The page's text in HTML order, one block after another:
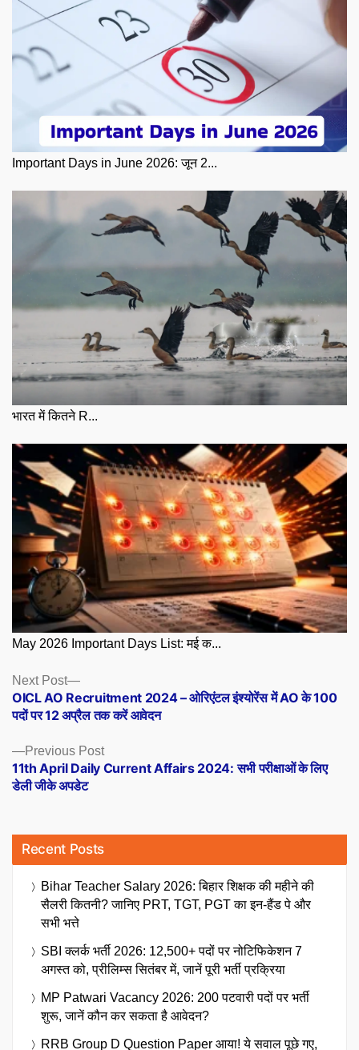
Important Days in June 2026: जून 2...
भारत में कितने R...
May 2026 Important Days List: मई क...
Posts
navigation
Previous PostPrevious
post:
11th April Daily Current Affairs 2024: सभी परीक्षाओं के लिए
डेली जीके अपडेट
Next Post
Next
post:
OICL AO Recruitment 2024 – ओरिएंटल इंश्योरेंस में AO के 100
पदों पर 12 अप्रैल तक करें आवेदन
Recent Posts
Bihar Teacher Salary 2026: बिहार शिक्षक की महीने की
सैलरी कितनी? जानिए PRT, TGT, PGT का इन-हैंड पे और
सभी भत्ते
SBI क्लर्क भर्ती 2026: 12,500+ पदों पर नोटिफिकेशन 7
अगस्त को, प्रीलिम्स सितंबर में, जानें पूरी भर्ती प्रक्रिया
MP Patwari Vacancy 2026: 200 पटवारी पदों पर भर्ती
शुरू, जानें कौन कर सकता है आवेदन?
RRB Group D Question Paper आया! ये सवाल पूछे गए,